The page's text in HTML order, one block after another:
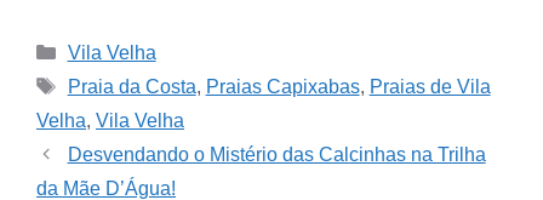
Categories
Vila Velha
Tags
Praia da Costa, Praias Capixabas, Praias de Vila
Velha, Vila Velha
Desvendando o Mistério das Calcinhas na Trilha
da Mãe D’Água!